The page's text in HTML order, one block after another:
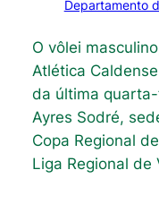
Departamento
O vôlei
Atlética
da última
Ayres Sodré,
Copa Regional
Liga Regional de